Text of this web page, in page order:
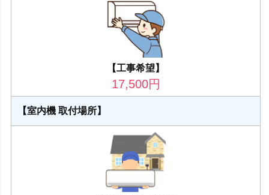
【工事希望】
17,500円
【室内機 取付場所】